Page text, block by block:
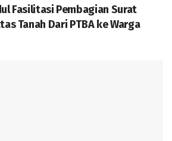
Fasilitasi Pembagian Surat
Tanah Dari PTBA ke Warga